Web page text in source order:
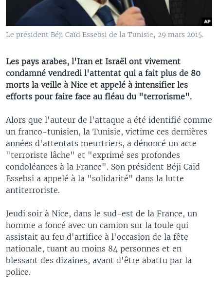
Le président Béji Caïd Essebsi de la Tunisie, 29 mars 2015.
Les pays arabes, l'Iran et Israël ont vivement
condamné vendredi l'attentat qui a fait plus de 80
morts la veille à Nice et appelé à intensifier les
efforts pour faire face au fléau du "terrorisme".
Alors que l'auteur de l'attaque a été identifié comme
un franco-tunisien, la Tunisie, victime ces dernières
années d'attentats meurtriers, a dénoncé un acte
"terroriste lâche" et "exprimé ses profondes
condoléances à la France". Son président Béji Caïd
Essebsi a appelé à la "solidarité" dans la lutte
antiterroriste.
Jeudi soir à Nice, dans le sud-est de la France, un
homme a foncé avec un camion sur la foule qui
assistait au feu d'artifice à l'occasion de la fête
nationale, tuant au moins 84 personnes et en
blessant des dizaines, avant d'être abattu par la
police.